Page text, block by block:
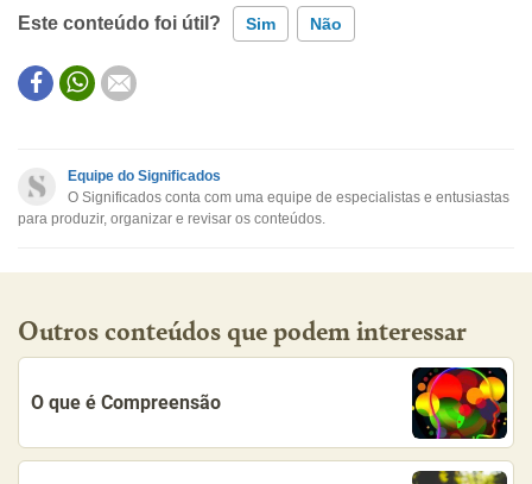
Este conteúdo foi útil? Sim Não
Este conteúdo não tem a informação que procuro
Outro
Equipe do Significados
O Significados conta com uma equipe de especialistas e entusiastas
para produzir, organizar e revisar os conteúdos.
Outros conteúdos que podem interessar
O que é Compreensão